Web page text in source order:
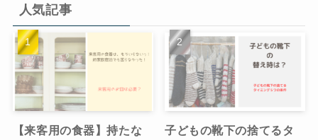
人気記事
【来客用の食器】持たな
子どもの靴下の捨てるタ